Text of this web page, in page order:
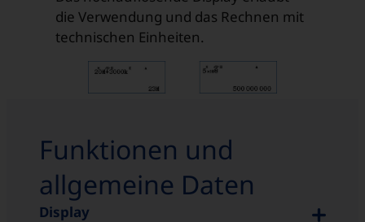
die Verwendung und das Rechnen mit
technischen Einheiten.
Funktionen und
allgemeine Daten
Display